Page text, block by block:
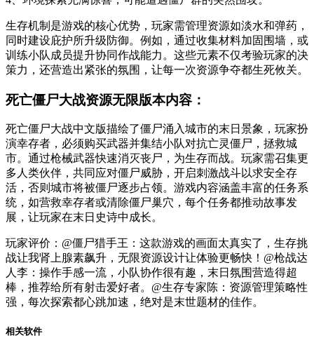
生存机制是游戏的核心优势，玩家需管理资源如淡水和弹药，
同时建设庇护所升级防御。例如，通过收集材料加固围墙，或
训练小队成员提升协同作战能力。这些元素不仅考验玩家的决
策力，还营造出紧张的氛围，让每一次资源争夺都生死攸关。
死亡僵尸大战资源无限版本内容：
死亡僵尸大战中文版描绘了僵尸涌入城市的末日景象，玩家扮
演幸存者，必须购买武器并集结小队对抗亡灵僵尸，拯救城
市。通过枪械武器快速消灭丧尸，为生存而战。玩家需召集更
多人类伙伴，共同应对僵尸威胁，开启刺激战斗以求安全存
活，否则城市将被僵尸逐步占领。游戏内容涵盖丰富的任务系
统，如营救幸存者或清除僵尸巢穴，每个任务都推动故事发
展，让玩家在末日史诗中成长。
玩家评价：@僵尸猎手王：这款游戏的画面太真实了，生存挑
战让我肾上腺素飙升，无限资源设计让体验更畅快！@枪战达
人李：操作手感一流，小队协作很有趣，末日氛围营造得超
棒，推荐给所有射击爱好者。@生存专家陈：资源管理策略性
强，每次探索都心跳加速，绝对是末世题材的佳作。
相关软件